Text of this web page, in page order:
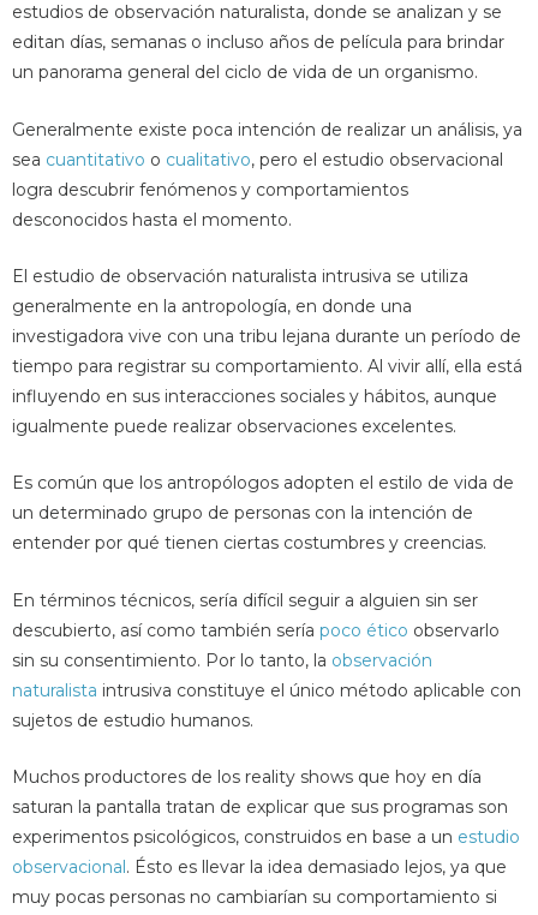
estudios de observación naturalista, donde se analizan y se
editan días, semanas o incluso años de película para brindar
un panorama general del ciclo de vida de un organismo.
Generalmente existe poca intención de realizar un análisis, ya
sea cuantitativo o cualitativo, pero el estudio observacional
logra descubrir fenómenos y comportamientos
desconocidos hasta el momento.
El estudio de observación naturalista intrusiva se utiliza
generalmente en la antropología, en donde una
investigadora vive con una tribu lejana durante un período de
tiempo para registrar su comportamiento. Al vivir allí, ella está
influyendo en sus interacciones sociales y hábitos, aunque
igualmente puede realizar observaciones excelentes.
Es común que los antropólogos adopten el estilo de vida de
un determinado grupo de personas con la intención de
entender por qué tienen ciertas costumbres y creencias.
En términos técnicos, sería difícil seguir a alguien sin ser
descubierto, así como también sería poco ético observarlo
sin su consentimiento. Por lo tanto, la observación
naturalista intrusiva constituye el único método aplicable con
sujetos de estudio humanos.
Muchos productores de los reality shows que hoy en día
saturan la pantalla tratan de explicar que sus programas son
experimentos psicológicos, construidos en base a un estudio
observacional. Ésto es llevar la idea demasiado lejos, ya que
muy pocas personas no cambiarían su comportamiento si